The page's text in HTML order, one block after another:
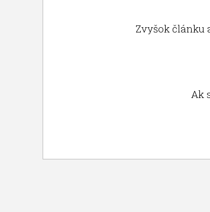
Zvyšok článku
Ak